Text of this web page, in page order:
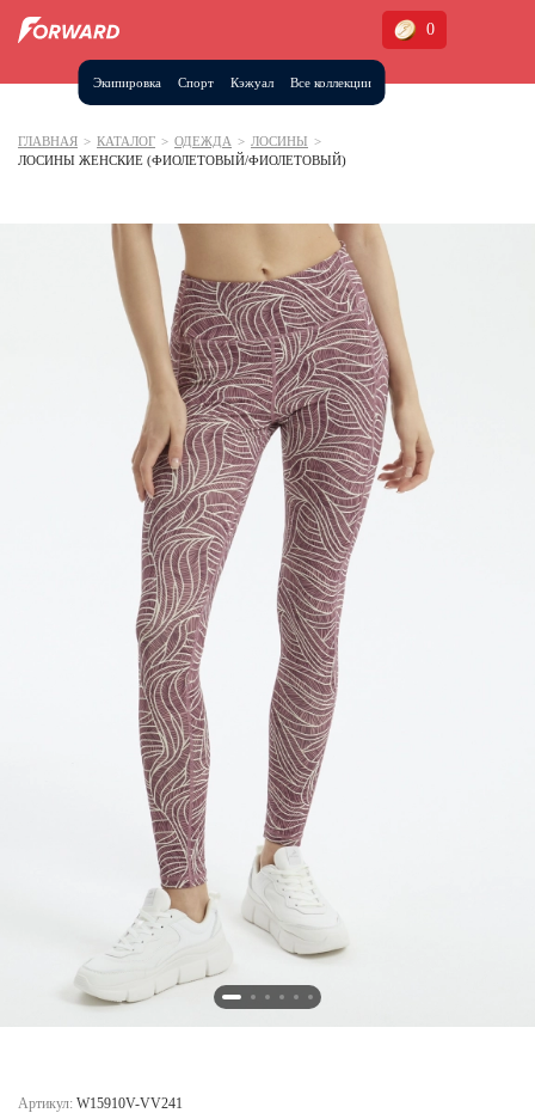
Экипировка Спорт Кэжуал Все коллекции
0
Москва и МО
Иркутская область (2)
Калининградская область (1)
Кемеровская область (2)
Краснодарский край (5)
Красноярский край (5)
Курская область (1)
Москва и МО (14)
Нижегородская область (1)
Новосибирская область (3)
Республика Башкортостан (3)
Республика Крым (1)
Республика Татарстан (2)
Ростовская область (2)
Самарская область (1)
Санкт-Петербург и ЛО (3)
Саратовская область (1)
Свердловская область (5)
Смоленская область (1)
Ставропольский край (5)
Томская область (1)
Тульская область (1)
Тюменская область (3)
ГЛАВНАЯ > КАТАЛОГ > ОДЕЖДА > ЛОСИНЫ >
ЛОСИНЫ ЖЕНСКИЕ (ФИОЛЕТОВЫЙ/ФИОЛЕТОВЫЙ)
Артикул: W15910V-VV241